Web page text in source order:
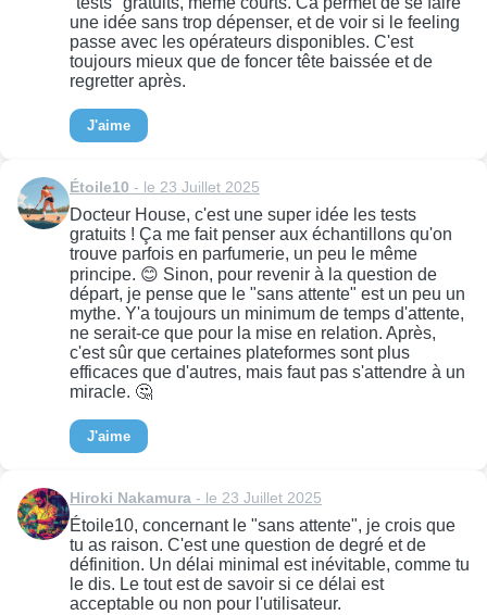
une idée sans trop dépenser, et de voir si le feeling
passe avec les opérateurs disponibles. C'est
toujours mieux que de foncer tête baissée et de
regretter après.
J'aime
Étoile10 - le 23 Juillet 2025
Docteur House, c'est une super idée les tests
gratuits ! Ça me fait penser aux échantillons qu'on
trouve parfois en parfumerie, un peu le même
principe. 😊 Sinon, pour revenir à la question de
départ, je pense que le "sans attente" est un peu un
mythe. Y'a toujours un minimum de temps d'attente,
ne serait-ce que pour la mise en relation. Après,
c'est sûr que certaines plateformes sont plus
efficaces que d'autres, mais faut pas s'attendre à un
miracle. 🤔
J'aime
Hiroki Nakamura - le 23 Juillet 2025
Étoile10, concernant le "sans attente", je crois que
tu as raison. C'est une question de degré et de
définition. Un délai minimal est inévitable, comme tu
le dis. Le tout est de savoir si ce délai est
acceptable ou non pour l'utilisateur.